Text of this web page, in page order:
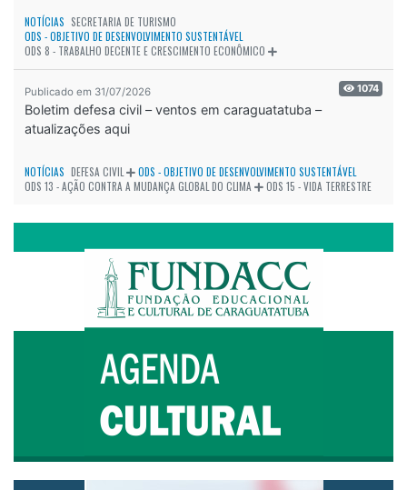
NOTÍCIAS SECRETARIA DE TURISMO
ODS - OBJETIVO DE DESENVOLVIMENTO SUSTENTÁVEL
ODS 8 - TRABALHO DECENTE E CRESCIMENTO ECONÔMICO
Publicado em 31/07/2026 1074
Boletim defesa civil – ventos em caraguatatuba –
atualizações aqui
NOTÍCIAS DEFESA CIVIL
ODS - OBJETIVO DE DESENVOLVIMENTO SUSTENTÁVEL
ODS 13 - AÇÃO CONTRA A MUDANÇA GLOBAL DO CLIMA
ODS 15 - VIDA TERRESTRE